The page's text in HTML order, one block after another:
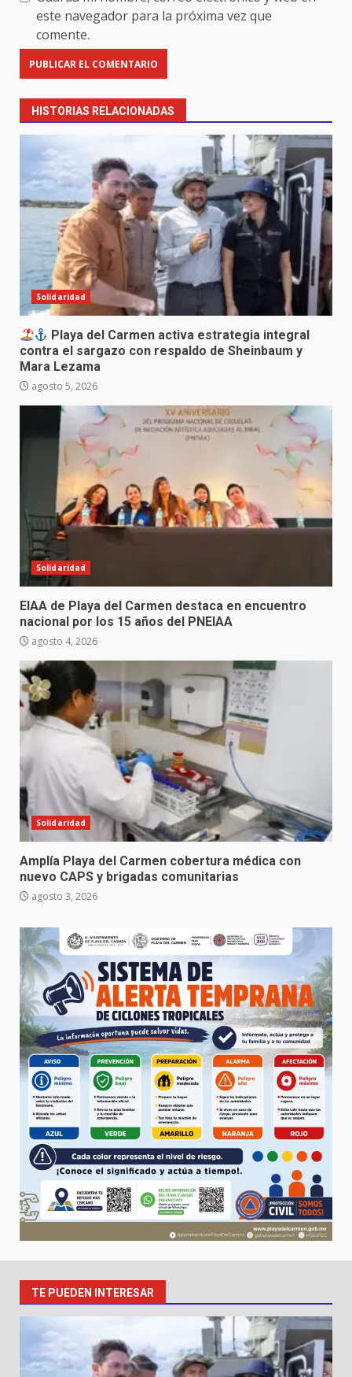
este navegador para la próxima vez que
comente.
HISTORIAS RELACIONADAS
Solidaridad
Playa del Carmen activa estrategia integral
contra el sargazo con respaldo de Sheinbaum y
Mara Lezama
agosto 5, 2026
Solidaridad
EIAA de Playa del Carmen destaca en encuentro
nacional por los 15 años del PNEIAA
agosto 4, 2026
Solidaridad
Amplía Playa del Carmen cobertura médica con
nuevo CAPS y brigadas comunitarias
agosto 3, 2026
TE PUEDEN INTERESAR